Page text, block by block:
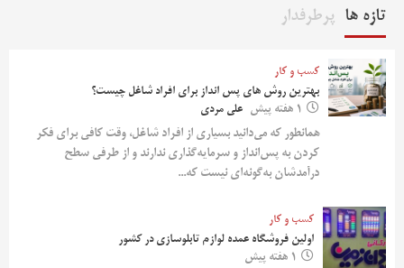
تازه ها پرطرفدار
کسب و کار
بهترین روش‌ های پس‌ انداز برای افراد شاغل چیست؟
1 هفته پیش
علی مردی
همانطور که می‌دانید بسیاری از افراد شاغل، وقت کافی برای فکر
کردن به پس‌انداز و سرمایه‌گذاری ندارند و از طرفی سطح
درآمدشان به‌گونه‌ای نیست که...
کسب و کار
اولین فروشگاه عمده لوازم تابلوسازی در کشور
1 هفته پیش